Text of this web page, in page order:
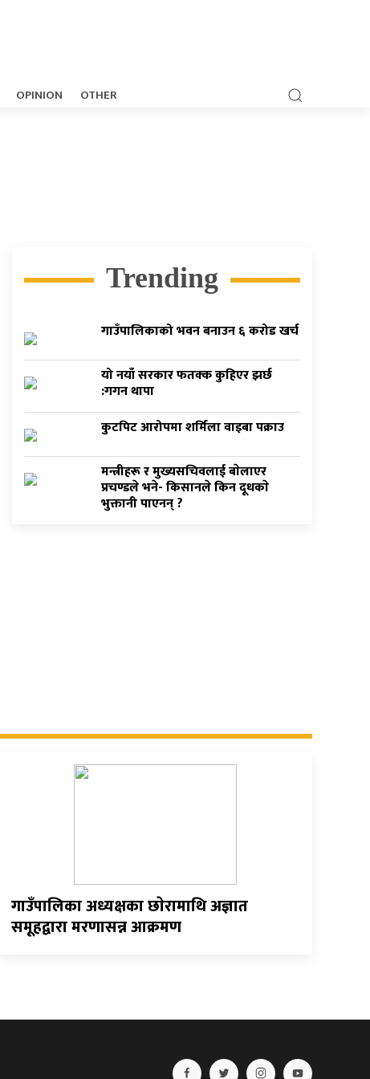
OPINION OTHER
Trending
गाउँपालिकाको भवन बनाउन ६ करोड खर्च
यो नयाँ सरकार फतक्क कुहिएर झर्छ
:गगन थापा
कुटपिट आरोपमा शर्मिला वाइबा पक्राउ
मन्त्रीहरू र मुख्यसचिवलाई बाेलाएर
प्रचण्डले भने- किसानले किन दूधकाे
भुक्तानी पाएनन् ?
गाउँपालिका अध्यक्षका छाेरामाथि अज्ञात
समूहद्वारा मरणासन्न आक्रमण